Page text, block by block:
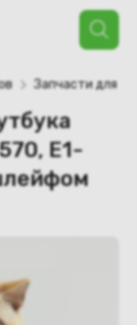
Поиск
товаров
Запчасти для
E1-